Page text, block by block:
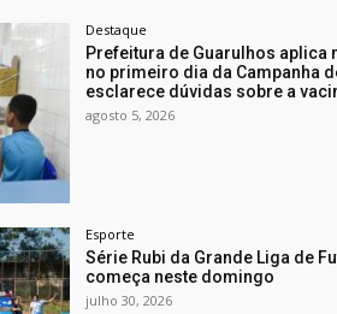
Destaque
Prefeitura de Guarulhos aplica
no primeiro dia da Campanha
esclarece dúvidas sobre a
agosto 5, 2026
Esporte
Série Rubi da Grande Liga de
começa neste domingo
julho 30, 2026